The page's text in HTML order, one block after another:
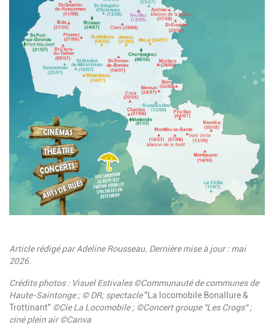
Description
Article rédigé par Adeline Rousseau. Dernière mise à jour : mai
2026.
Crédits photos : Visuel Estivales ©Communauté de communes de
Haute-Saintonge ; © DR; spectacle"La locomobile Bonallure &
Trottinant" ©Cie La Locomobile ; ©Concertgroupe "Les Crogs";
ciné plein air ©Canva